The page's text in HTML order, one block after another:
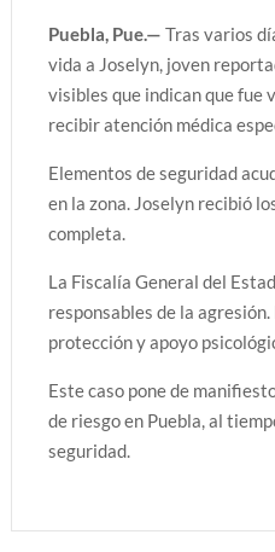
Puebla, Pue.— Tras varios
vida a Joselyn, joven
visibles que indican que fue
recibir atención médica
Elementos de seguridad
en la zona. Joselyn recibió
completa.
La Fiscalía General del
responsables de la
protección y apoyo
Este caso pone de
de riesgo en Puebla, al
seguridad.